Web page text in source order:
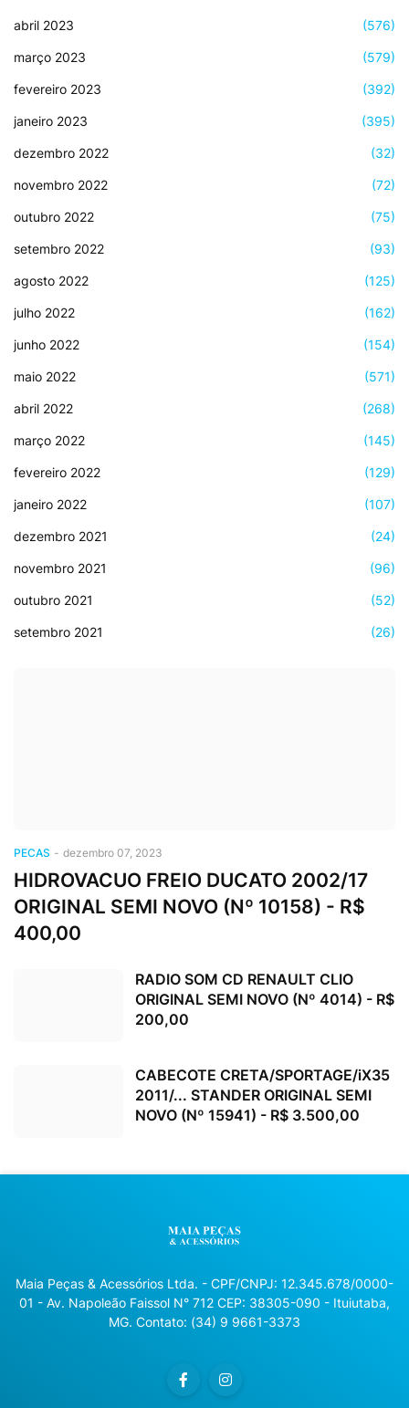
abril 2023 (576)
março 2023 (579)
fevereiro 2023 (392)
janeiro 2023 (395)
dezembro 2022 (32)
novembro 2022 (72)
outubro 2022 (75)
setembro 2022 (93)
agosto 2022 (125)
julho 2022 (162)
junho 2022 (154)
maio 2022 (571)
abril 2022 (268)
março 2022 (145)
fevereiro 2022 (129)
janeiro 2022 (107)
dezembro 2021 (24)
novembro 2021 (96)
outubro 2021 (52)
setembro 2021 (26)
PECAS - dezembro 07, 2023
HIDROVACUO FREIO DUCATO 2002/17
ORIGINAL SEMI NOVO (Nº 10158) - R$
400,00
RADIO SOM CD RENAULT CLIO
ORIGINAL SEMI NOVO (Nº 4014) - R$
200,00
CABECOTE CRETA/SPORTAGE/iX35
2011/... STANDER ORIGINAL SEMI
NOVO (Nº 15941) - R$ 3.500,00
Maia Peças & Acessórios Ltda. - CPF/CNPJ: 12.345.678/0000-
01 - Av. Napoleão Faissol N° 712 CEP: 38305-090 - Ituiutaba,
MG. Contato: (34) 9 9661-3373